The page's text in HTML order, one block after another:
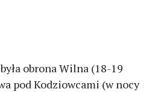
obrona Wilna (18-19
pod Kodziowcami (w nocy